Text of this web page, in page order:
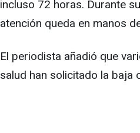
incluso 72 horas. Durante
atención queda en manos
El periodista añadió que
salud han solicitado la baja